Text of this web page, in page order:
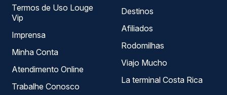
Termos de Uso Louge
Vip
Imprensa
Minha Conta
Atendimento Online
Trabalhe Conosco
Destinos
Afiliados
Rodomilhas
Viajo Mucho
La terminal Costa Rica